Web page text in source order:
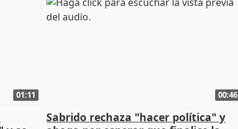
01:11 00:46
Sabrido rechaza "hacer política" y